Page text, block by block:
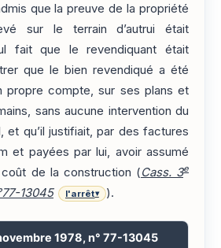
que la preuve de la propriété
sur le terrain d’autrui était
fait que le revendiquant était
que le bien revendiqué a été
propre compte, sur ses plans et
sans aucune intervention du
et qu’il justifiait, par des factures
et payées par lui, avoir assumé
de la construction (Cass. 3e
13045 l'arrêt▾ ).
1978, n° 77-13045